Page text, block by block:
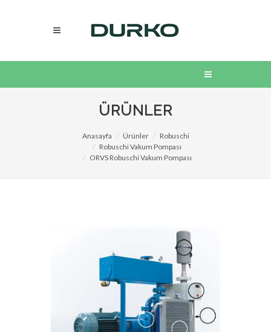
ÜRÜNLER
Anasayfa Ürünler
Robuschi
Robuschi Vakum Pompası
ORVS Robuschi Vakum Pompası